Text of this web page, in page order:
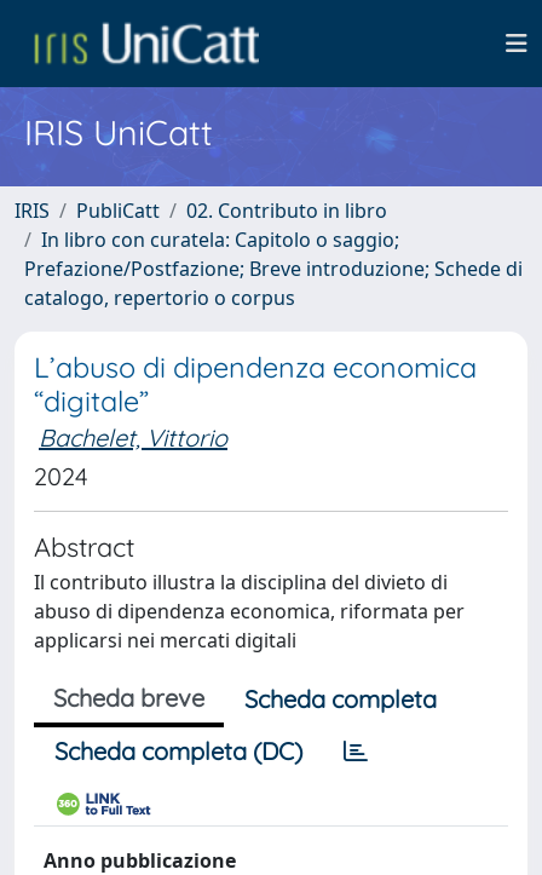
IRIS UniCatt
IRIS PubliCatt
02. Contributo in libro
In libro con curatela: Capitolo o saggio;
Prefazione/Postfazione; Breve introduzione; Schede di
catalogo, repertorio o corpus
L’abuso di dipendenza economica
“digitale”
Bachelet, Vittorio
2024
Abstract
Il contributo illustra la disciplina del divieto di
abuso di dipendenza economica, riformata per
applicarsi nei mercati digitali
Scheda breve
Scheda completa
Scheda completa (DC)
Anno pubblicazione